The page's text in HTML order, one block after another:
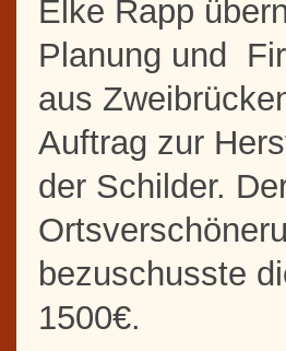
Elke Rapp
Planung und
aus
Auftrag zur
der Schilder.
bezuschusste
1500€.